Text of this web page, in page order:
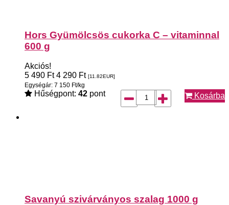
Hors Gyümölcsös cukorka C – vitaminnal
600 g
Akciós!
5 490 Ft 4 290 Ft [11.82EUR]
Egységár: 7 150 Ft/kg
Hűségpont: 42 pont Kosárba
Savanyú szivárványos szalag 1000 g